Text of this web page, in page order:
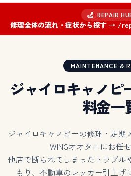
REPAIR
修理全体の流れ・症状から探す → /
MAINTENANCE &
ジャイロキャノピ
料金一
ジャイロキャノピーの修理・定期
WINGオオタニにお任
他店で断られてしまったトラブル
もり、不動車のレッカー引上げ